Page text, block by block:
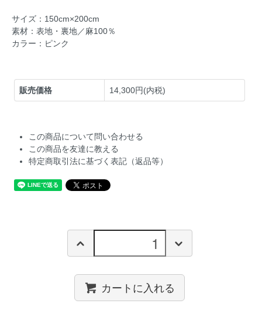
サイズ：150cm×200cm
素材：表地・裏地／麻100％
カラー：ピンク
販売価格 14,300円(内税)
この商品について問い合わせる
この商品を友達に教える
特定商取引法に基づく表記（返品等）
カートに入れる